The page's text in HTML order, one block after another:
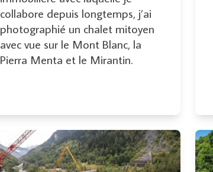
collabore depuis longtemps, j’ai
photographié un chalet mitoyen
avec vue sur le Mont Blanc, la
Pierra Menta et le Mirantin.